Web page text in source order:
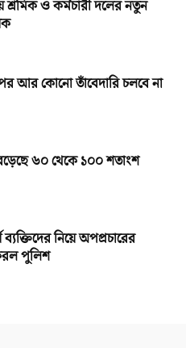
শ্রমিক ও কর্মচারী দলের নতুন
আর কোনো তাঁবেদারি চলবে না
৬০ থেকে ১০০ শতাংশ
ব্যক্তিদের নিয়ে অপপ্রচারের
পুলিশ